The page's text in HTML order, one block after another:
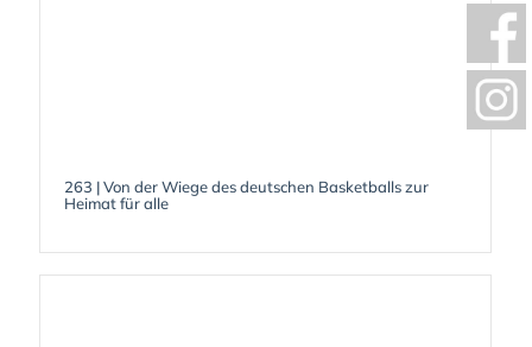
263 | Von der Wiege des deutschen Basketballs zur
Heimat für alle